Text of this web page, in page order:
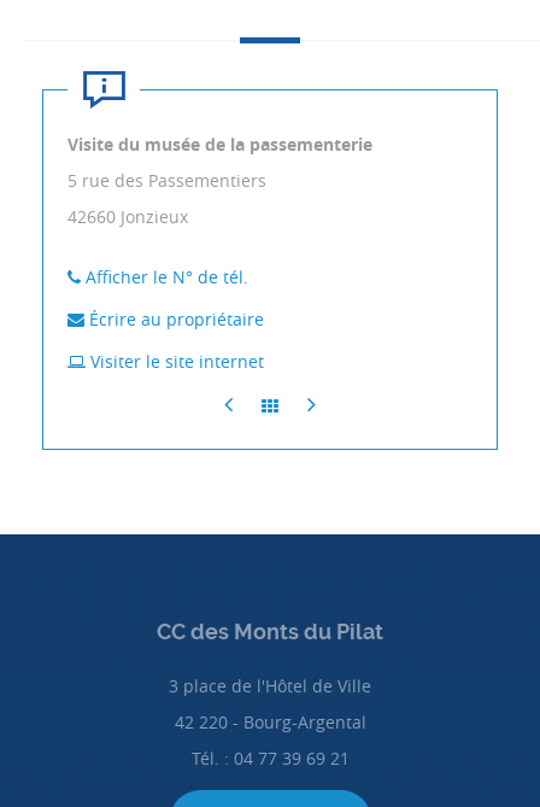
Visite du musée de la passementerie
5 rue des Passementiers
42660 Jonzieux
Afficher le N° de tél.
Écrire au propriétaire
Visiter le site internet
CC des Monts du Pilat
3 place de l'Hôtel de Ville
42 220 - Bourg-Argental
Tél. : 04 77 39 69 21